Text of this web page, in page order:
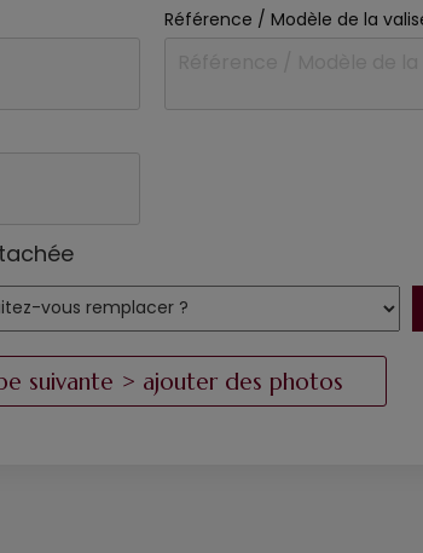
Référence / Modèle de la